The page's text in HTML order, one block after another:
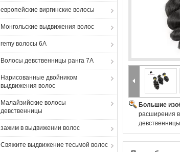
европейские виргинские волосы
Монгольские выдвижения волос
remy волосы 6A
Волосы девственницы ранга 7A
Нарисованные двойником
выдвижения волос
Малайзийские волосы
девственницы
зажим в выдвижении волос
Свяжите выдвижение тесьмой волос
Большие
расширения